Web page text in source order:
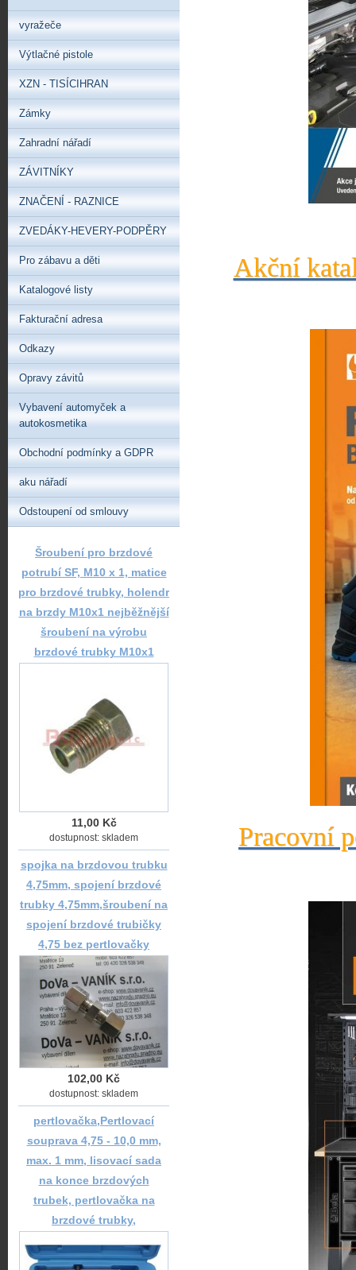
Akční
Pracovní
vyražeče
Výtlačné pistole
XZN - TISÍCIHRAN
Zámky
Zahradní nářadí
ZÁVITNÍKY
ZNAČENÍ - RAZNICE
ZVEDÁKY-HEVERY-PODPĚRY
Pro zábavu a děti
Katalogové listy
Fakturační adresa
Odkazy
Opravy závitů
Vybavení automyček a
autokosmetika
Obchodní podmínky a GDPR
aku nářadí
Odstoupení od smlouvy
Šroubení pro brzdové
potrubí SF, M10 x 1, matice
pro brzdové trubky, holendr
na brzdy M10x1 nejběžnější
šroubení na výrobu
brzdové trubky M10x1
11,00 Kč
dostupnost: skladem
spojka na brzdovou trubku
4,75mm, spojení brzdové
trubky 4,75mm,šroubení na
spojení brzdové trubičky
4,75 bez pertlovačky
102,00 Kč
dostupnost: skladem
pertlovačka,Pertlovací
souprava 4,75 - 10,0 mm,
max. 1 mm, lisovací sada
na konce brzdových
trubek, pertlovačka na
brzdové trubky,